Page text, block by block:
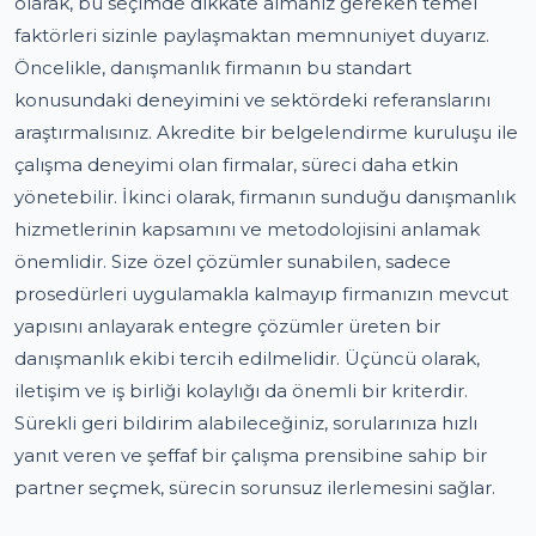
faktörleri sizinle paylaşmaktan memnuniyet duyarız.
Öncelikle, danışmanlık firmanın bu standart
konusundaki deneyimini ve sektördeki referanslarını
araştırmalısınız. Akredite bir belgelendirme kuruluşu ile
çalışma deneyimi olan firmalar, süreci daha etkin
yönetebilir. İkinci olarak, firmanın sunduğu danışmanlık
hizmetlerinin kapsamını ve metodolojisini anlamak
önemlidir. Size özel çözümler sunabilen, sadece
prosedürleri uygulamakla kalmayıp firmanızın mevcut
yapısını anlayarak entegre çözümler üreten bir
danışmanlık ekibi tercih edilmelidir. Üçüncü olarak,
iletişim ve iş birliği kolaylığı da önemli bir kriterdir.
Sürekli geri bildirim alabileceğiniz, sorularınıza hızlı
yanıt veren ve şeffaf bir çalışma prensibine sahip bir
partner seçmek, sürecin sorunsuz ilerlemesini sağlar.